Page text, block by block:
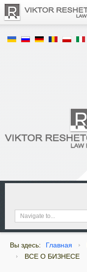
Вы здесь: Главная
ВСЕ О БИЗНЕСЕ